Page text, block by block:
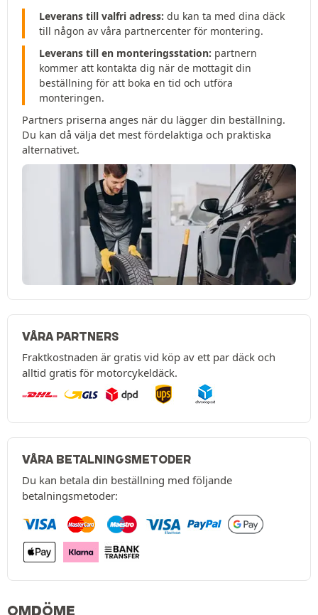
Leverans till valfri adress: du kan ta med dina däck
till någon av våra partnercenter för montering.
Leverans till en monteringsstation: partnern
kommer att kontakta dig när de mottagit din
beställning för att boka en tid och utföra
monteringen.
Partners priserna anges när du lägger din beställning.
Du kan då välja det mest fördelaktiga och praktiska
alternativet.
VÅRA PARTNERS
Fraktkostnaden är gratis vid köp av ett par däck och
alltid gratis för motorcykeldäck.
VÅRA BETALNINGSMETODER
Du kan betala din beställning med följande
betalningsmetoder:
OMDÖME